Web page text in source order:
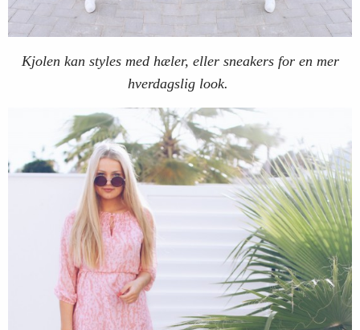
Kjolen kan styles med hæler, eller sneakers for en mer
hverdagslig look.